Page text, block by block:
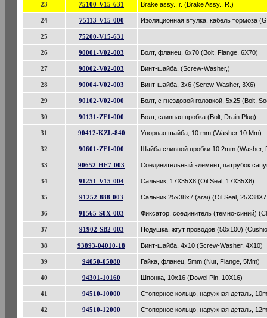
23 75100-V15-631 Brake assy., r. (Brake Assy., R.)
24 75113-V15-000 Изоляционная втулка, кабель тормоза
25 75200-V15-631
26 90001-V02-003 Болт, фланец, 6x70 (Bolt, Flange, 6X70)
27 90002-V02-003 Винт-шайба, (Screw-Washer,)
28 90004-V02-003 Винт-шайба, 3x6 (Screw-Washer, 3X6)
29 90102-V02-000 Болт, с гнездовой головкой, 5x25 (Bolt,
30 90131-ZE1-000 Болт, сливная пробка (Bolt, Drain Plug)
31 90412-KZL-840 Упорная шайба, 10 mm (Washer 10 Mm)
32 90601-ZE1-000 Шайба сливной пробки 10.2mm (Washer,
33 90652-HF7-003 Соединительный элемент, патрубок
34 91251-V15-004 Сальник, 17X35X8 (Oil Seal, 17X35X8)
35 91252-888-003 Сальник 25x38x7 (arai) (Oil Seal,
36 91565-S0X-003 Фиксатор, соединитель (темно-синий)
37 91902-SB2-003 Подушка, жгут проводов (50x100)
38 93893-04010-18 Винт-шайба, 4x10 (Screw-Washer, 4X10)
39 94050-05080 Гайка, фланец, 5mm (Nut, Flange, 5Mm)
40 94301-10160 Шпонка, 10x16 (Dowel Pin, 10X16)
41 94510-10000 Стопорное кольцо, наружная деталь,
42 94510-12000 Стопорное кольцо, наружная деталь,